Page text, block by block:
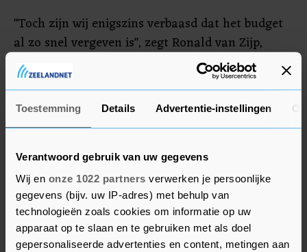
Toestemming Details Advertentie-instellingen
Verantwoord gebruik van uw gegevens
Wij en onze 1022 partners verwerken je persoonlijke
gegevens (bijv. uw IP-adres) met behulp van
technologieën zoals cookies om informatie op uw
apparaat op te slaan en te gebruiken met als doel
gepersonaliseerde advertenties en content, metingen aan
"Toch zijn wij enigszins verbaasd dat het budget
al zo snel vergeven is", zegt Ronald van Zijp,
STAP-manager bij UWV. "Ook in deze vorm blijft
het STAP-budget onverminderd populair en zien
mensen de kansen ervan in om hun
arbeidsmarktpositie te verbeteren." In het
jaar met het STAP-budget te stoppen. De laatste
mogelijkheid om het budget aan te vragen is op
15 november.